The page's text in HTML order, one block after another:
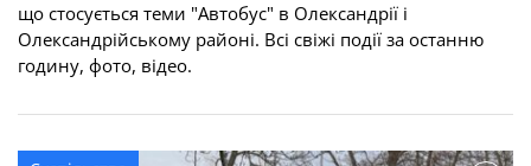
що стосується теми "Автобус" в Олександрії і
Олександрійському районі. Всі свіжі події за останню
годину, фото, відео.